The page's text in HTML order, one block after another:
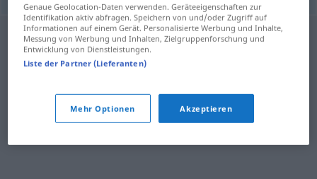
Genaue Geolocation-Daten verwenden. Geräteeigenschaften zur
Identifikation aktiv abfragen. Speichern von und/oder Zugriff auf
Informationen auf einem Gerät. Personalisierte Werbung und Inhalte,
Messung von Werbung und Inhalten, Zielgruppenforschung und
Entwicklung von Dienstleistungen.
Liste der Partner (Lieferanten)
Mehr Optionen Akzeptieren